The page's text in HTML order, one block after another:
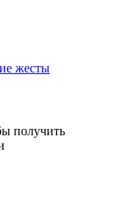
жесты
получить